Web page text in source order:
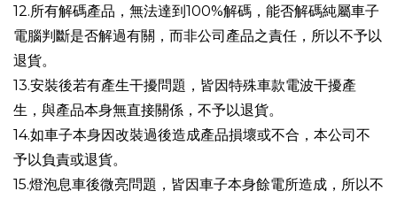
12.所有解碼產品，無法達到100%解碼，能否解碼純屬車子
電腦判斷是否解過有關，而非公司產品之責任，所以不予以
退貨。
13.安裝後若有產生干擾問題，皆因特殊車款電波干擾產
生，與產品本身無直接關係，不予以退貨。
14.如車子本身因改裝過後造成產品損壞或不合，本公司不
予以負責或退貨。
15.燈泡息車後微亮問題，皆因車子本身餘電所造成，所以不